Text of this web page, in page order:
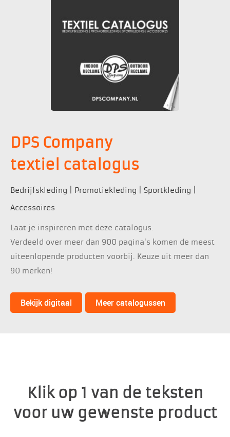
DPS Company
textiel catalogus
Bedrijfskleding | Promotiekleding | Sportkleding |
Accessoires
Laat je inspireren met deze catalogus.
Verdeeld over meer dan 900 pagina's komen de meest
uiteenlopende producten voorbij. Keuze uit meer dan
90 merken!
Bekijk digitaal Meer catalogussen
Klik op 1 van de teksten
voor uw gewenste product